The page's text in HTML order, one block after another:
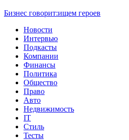
Бизнес говорит:ищем героев
Новости
Интервью
Подкасты
Компании
Финансы
Политика
Общество
Право
Авто
Недвижимость
IT
Стиль
Тесты